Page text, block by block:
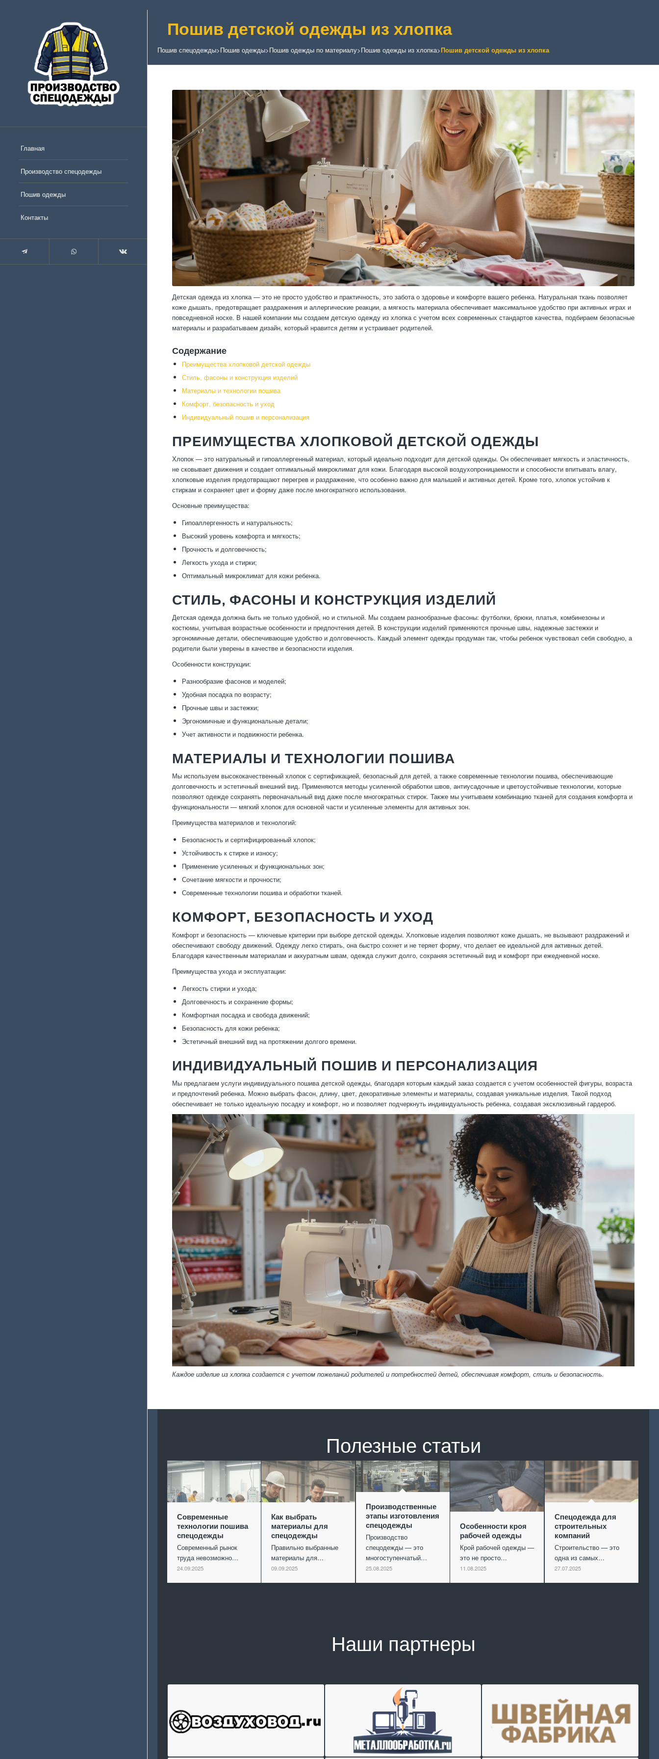
Главная
Производство спецодежды
Пошив одежды
Контакты
Пошив детской одежды из хлопка
Пошив спецодежды>Пошив одежды>Пошив одежды по материалу>Пошив одежды из хлопка>Пошив детской одежды из хлопка
Детская одежда из хлопка — это не просто удобство и практичность, это забота о здоровье и комфорте вашего ребенка. Натуральная ткань позволяет
коже дышать, предотвращает раздражения и аллергические реакции, а мягкость материала обеспечивает максимальное удобство при активных играх и
повседневной носке. В нашей компании мы создаем детскую одежду из хлопка с учетом всех современных стандартов качества, подбираем безопасные
материалы и разрабатываем дизайн, который нравится детям и устраивает родителей.
Содержание
Преимущества хлопковой детской одежды
Стиль, фасоны и конструкция изделий
Материалы и технологии пошива
Комфорт, безопасность и уход
Индивидуальный пошив и персонализация
ПРЕИМУЩЕСТВА ХЛОПКОВОЙ ДЕТСКОЙ ОДЕЖДЫ
Хлопок — это натуральный и гипоаллергенный материал, который идеально подходит для детской одежды. Он обеспечивает мягкость и эластичность,
не сковывает движения и создает оптимальный микроклимат для кожи. Благодаря высокой воздухопроницаемости и способности впитывать влагу,
хлопковые изделия предотвращают перегрев и раздражение, что особенно важно для малышей и активных детей. Кроме того, хлопок устойчив к
стиркам и сохраняет цвет и форму даже после многократного использования.
Основные преимущества:
Гипоаллергенность и натуральность;
Высокий уровень комфорта и мягкость;
Прочность и долговечность;
Легкость ухода и стирки;
Оптимальный микроклимат для кожи ребенка.
СТИЛЬ, ФАСОНЫ И КОНСТРУКЦИЯ ИЗДЕЛИЙ
Детская одежда должна быть не только удобной, но и стильной. Мы создаем разнообразные фасоны: футболки, брюки, платья, комбинезоны и
костюмы, учитывая возрастные особенности и предпочтения детей. В конструкции изделий применяются прочные швы, надежные застежки и
эргономичные детали, обеспечивающие удобство и долговечность. Каждый элемент одежды продуман так, чтобы ребенок чувствовал себя свободно, а
родители были уверены в качестве и безопасности изделия.
Особенности конструкции:
Разнообразие фасонов и моделей;
Удобная посадка по возрасту;
Прочные швы и застежки;
Эргономичные и функциональные детали;
Учет активности и подвижности ребенка.
МАТЕРИАЛЫ И ТЕХНОЛОГИИ ПОШИВА
Мы используем высококачественный хлопок с сертификацией, безопасный для детей, а также современные технологии пошива, обеспечивающие
долговечность и эстетичный внешний вид. Применяются методы усиленной обработки швов, антиусадочные и цветоустойчивые технологии, которые
позволяют одежде сохранять первоначальный вид даже после многократных стирок. Также мы учитываем комбинацию тканей для создания комфорта и
функциональности — мягкий хлопок для основной части и усиленные элементы для активных зон.
Преимущества материалов и технологий:
Безопасность и сертифицированный хлопок;
Устойчивость к стирке и износу;
Применение усиленных и функциональных зон;
Сочетание мягкости и прочности;
Современные технологии пошива и обработки тканей.
КОМФОРТ, БЕЗОПАСНОСТЬ И УХОД
Комфорт и безопасность — ключевые критерии при выборе детской одежды. Хлопковые изделия позволяют коже дышать, не вызывают раздражений и
обеспечивают свободу движений. Одежду легко стирать, она быстро сохнет и не теряет форму, что делает ее идеальной для активных детей.
Благодаря качественным материалам и аккуратным швам, одежда служит долго, сохраняя эстетичный вид и комфорт при ежедневной носке.
Преимущества ухода и эксплуатации:
Легкость стирки и ухода;
Долговечность и сохранение формы;
Комфортная посадка и свобода движений;
Безопасность для кожи ребенка;
Эстетичный внешний вид на протяжении долгого времени.
ИНДИВИДУАЛЬНЫЙ ПОШИВ И ПЕРСОНАЛИЗАЦИЯ
Мы предлагаем услуги индивидуального пошива детской одежды, благодаря которым каждый заказ создается с учетом особенностей фигуры, возраста
и предпочтений ребенка. Можно выбрать фасон, длину, цвет, декоративные элементы и материалы, создавая уникальные изделия. Такой подход
обеспечивает не только идеальную посадку и комфорт, но и позволяет подчеркнуть индивидуальность ребенка, создавая эксклюзивный гардероб.
Каждое изделие из хлопка создается с учетом пожеланий родителей и потребностей детей, обеспечивая комфорт, стиль и безопасность.
Полезные статьи
Современные
технологии пошива
спецодежды
Современный рынок
труда невозможно…
24.09.2025
Как выбрать
материалы для
спецодежды
Правильно выбранные
материалы для…
09.09.2025
Производственные
этапы изготовления
спецодежды
Производство
спецодежды — это
многоступенчатый…
25.08.2025
Особенности кроя
рабочей одежды
Крой рабочей одежды —
это не просто…
11.08.2025
Спецодежда для
строительных
компаний
Строительство — это
одна из самых…
27.07.2025
Наши партнеры